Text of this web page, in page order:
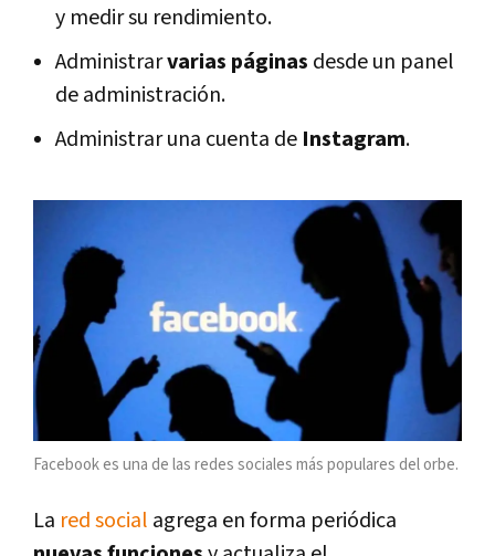
y medir su rendimiento.
Administrarvarias páginas desde un panel
de administración.
Administrar una cuenta de Instagram.
Facebook es una de las redes sociales más populares del orbe.
La red social agrega en forma periódica